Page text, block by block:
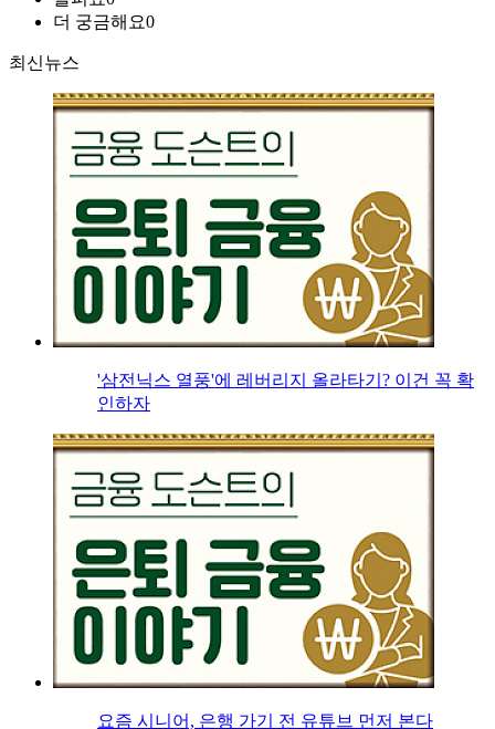
더 궁금해요0
최신뉴스
'삼전닉스 열풍'에 레버리지 올라타기? 이건 꼭 확
인하자
요즘 시니어, 은행 가기 전 유튜브 먼저 본다